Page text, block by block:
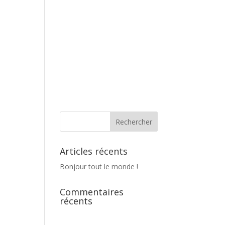
Articles récents
Bonjour tout le monde !
Commentaires
récents